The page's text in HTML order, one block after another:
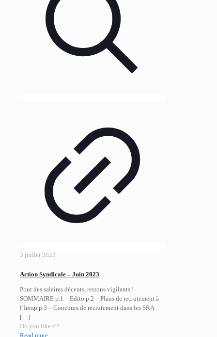
3 juillet 2023
Action Syndicale – Juin 2023
Pour des salaires décents, restons vigilants !
SOMMAIRE p.1 – Edito p.2 – Plans de recrutement à
l’Inrap p.3 – Concours de recrutement dans les SRA
[…]
Do you like it?
Read more